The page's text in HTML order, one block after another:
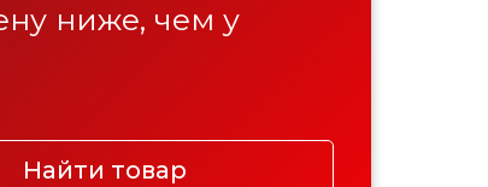
ниже, чем у
Найти товар